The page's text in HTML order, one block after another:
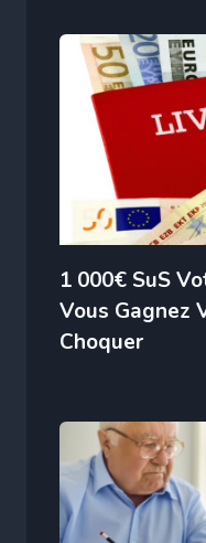
1 000€ SuS
Vous Gagnez
Choquer